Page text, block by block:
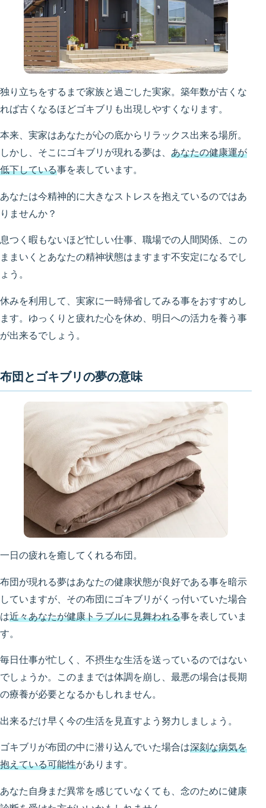
独り立ちをするまで家族と過ごした実家。築年数が古くな
れば古くなるほどゴキブリも出現しやすくなります。
本来、実家はあなたが心の底からリラックス出来る場所。
しかし、そこにゴキブリが現れる夢は、 あなたの健康運が
低下している事を表しています。
あなたは今精神的に大きなストレスを抱えているのではあ
りませんか？
息つく暇もないほど忙しい仕事、職場での人間関係、この
ままいくとあなたの精神状態はますます不安定になるでし
ょう。
休みを利用して、実家に一時帰省してみる事をおすすめし
ます。ゆっくりと疲れた心を休め、明日への活力を養う事
が出来るでしょう。
布団とゴキブリの夢の意味
一日の疲れを癒してくれる布団。
布団が現れる夢はあなたの健康状態が良好である事を暗示
していますが、その布団にゴキブリがくっ付いていた場合
は近々あなたが健康トラブルに見舞われる事を表していま
す。
毎日仕事が忙しく、不摂生な生活を送っているのではない
でしょうか。このままでは体調を崩し、最悪の場合は長期
の療養が必要となるかもしれません。
出来るだけ早く今の生活を見直すよう努力しましょう。
ゴキブリが布団の中に潜り込んでいた場合は深刻な病気を
抱えている可能性があります。
あなた自身まだ異常を感じていなくても、念のために健康